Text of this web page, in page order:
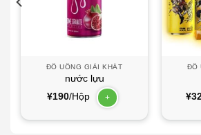
ĐỒ UỐNG GIẢI KHÁT
nước lựu
¥190/Hộp +
ĐỒ
¥